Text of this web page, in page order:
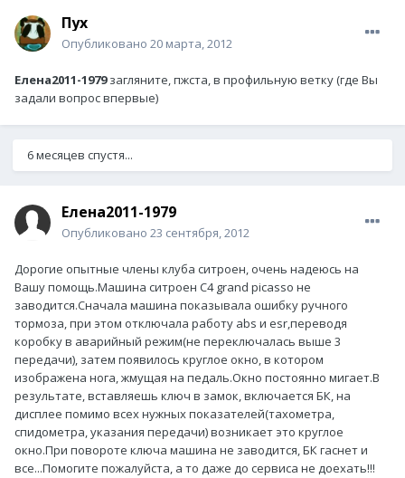
Пух
Опубликовано 20 марта, 2012
Елена2011-1979загляните, пжста, в профильную ветку (где Вы
задали вопрос впервые)
6 месяцев спустя...
Елена2011-1979
Опубликовано 23 сентября, 2012
Дорогие опытные члены клуба ситроен, очень надеюсь на
Вашу помощь.Машина ситроен С4 grand picasso не
заводится.Сначала машина показывала ошибку ручного
тормоза, при этом отключала работу abs и esr,переводя
коробку в аварийный режим(не переключалась выше 3
передачи), затем появилось круглое окно, в котором
изображена нога, жмущая на педаль.Окно постоянно мигает.В
результате, вставляешь ключ в замок, включается БК, на
дисплее помимо всех нужных показателей(тахометра,
спидометра, указания передачи) возникает это круглое
окно.При повороте ключа машина не заводится, БК гаснет и
все...Помогите пожалуйста, а то даже до сервиса не доехать!!!